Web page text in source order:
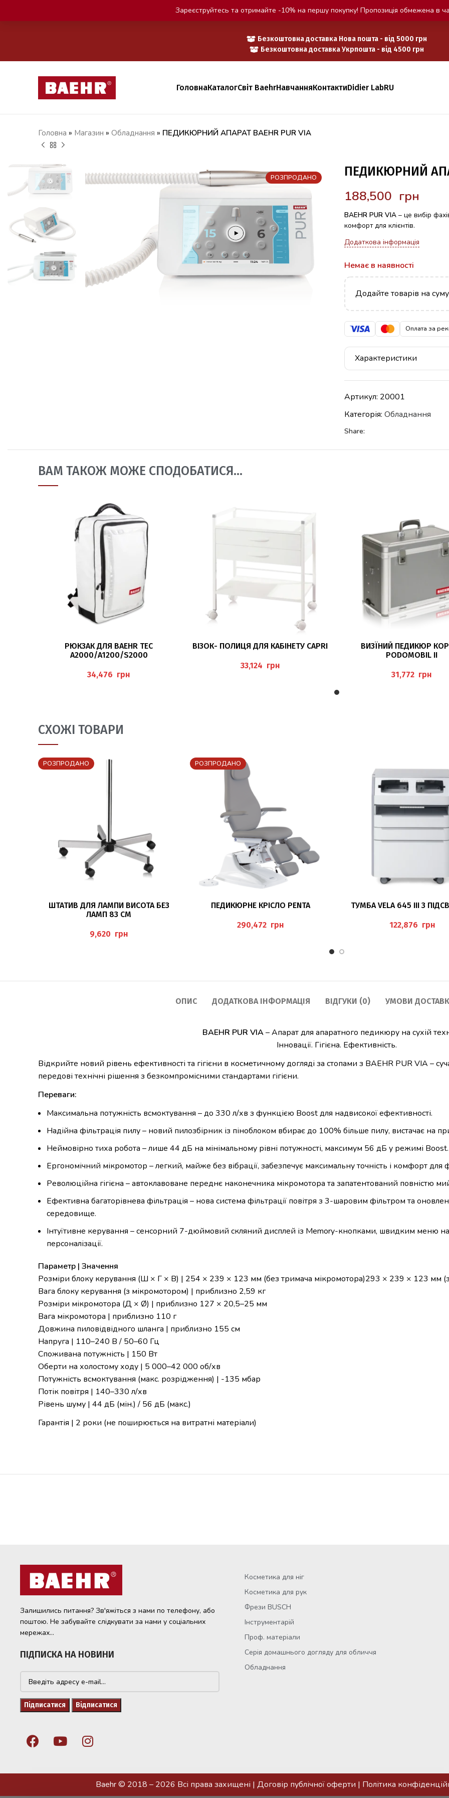
Безкоштовна доставка Нова пошта - від 5000 грн
Безкоштовна доставка Укрпошта - від 4500 грн
ГоловнаКаталогСвіт BaehrНавчанняКонтактиDidier LabRU
Головна » Магазин » Обладнання » ПЕДИКЮРНИЙ АПАРАТ BAEHR PUR VIA
РОЗПРОДАНО ПЕДИКЮРНИЙ
грн
BAEHR PUR VIA – це вибір
комфорт для клієнтів.
Додаткова інформація
Немає в наявності
Додайте товарів на суму
Оплата за
Характеристики
Артикул: 20001
Категорія: Обладнання
Share:
ВАМ ТАКОЖ МОЖЕ СПОДОБАТИСЯ…
ДОДАТИ В КОШИК
РЮКЗАК ДЛЯ BAEHR TEC
A2000/A1200/S2000
грн
ДОДАТИ В КОШИК
ВІЗОК- ПОЛИЦЯ ДЛЯ КАБІНЕТУ CAPRI
грн
ДОДАТИ В КОШИК
ВИЗЇНИЙ ПЕДИКЮР
PODOMOBIL II
грн
СХОЖІ ТОВАРИ
РОЗПРОДАНО
ЧИТАТИ ДАЛІ
ШТАТИВ ДЛЯ ЛАМПИ ВИСОТА БЕЗ
ЛАМП 83 СМ
грн
РОЗПРОДАНО
ЧИТАТИ ДАЛІ
ПЕДИКЮРНЕ КРІСЛО PENTA
грн
ДОДАТИ В КОШИК
ТУМБА VELA 645 III З
грн
ОПИС ДОДАТКОВА ІНФОРМАЦІЯ ВІДГУКИ (0) УМОВИ
BAEHR PUR VIA– Апарат для апаратного педикюру на сухій
Інновації. Гігієна. Ефективність.
Відкрийте новий рівень ефективності та гігієни в косметичному догляді за стопами з BAEHR PUR VIA –
передові технічні рішення з безкомпромісними стандартами гігієни.
Переваги:
Максимальна потужність всмоктування – до 330 л/хв з функцією Boost для надвисокої ефективності.
Надійна фільтрація пилу – новий пилозбірник із піноблоком вбирає до 100% більше пилу, вистачає на
Неймовірно тиха робота – лише 44 дБ на мінімальному рівні потужності, максимум 56 дБ у режимі Boost.
Ергономічний мікромотор – легкий, майже без вібрації, забезпечує максимальну точність і комфорт для
Революційна гігієна – автоклавоване переднє наконечника мікромотора та запатентований повністю
Ефективна багаторівнева фільтрація – нова система фільтрації повітря з 3-шаровим фільтром та
середовище.
Інтуїтивне керування – сенсорний 7-дюймовий скляний дисплей із Memory-кнопками, швидким меню
персоналізації.
Параметр | Значення
Розміри блоку керування (Ш × Г × В) | 254 × 239 × 123 мм (без тримача мікромотора)293 × 239 × 123 мм
Вага блоку керування (з мікромотором) | приблизно 2,59 кг
Розміри мікромотора (Д × Ø) | приблизно 127 × 20,5–25 мм
Вага мікромотора | приблизно 110 г
Довжина пиловідвідного шланга | приблизно 155 см
Напруга | 110–240 В / 50–60 Гц
Споживана потужність | 150 Вт
Оберти на холостому ходу | 5 000–42 000 об/хв
Потужність всмоктування (макс. розрідження) | -135 мбар
Потік повітря | 140–330 л/хв
Рівень шуму | 44 дБ (мін.) / 56 дБ (макс.)
Гарантія | 2 роки (не поширюється на витратні матеріали)
Залишились питання? Зв'яжіться з нами по телефону, або
поштою. Не забувайте слідкувати за нами у соціальних
мережах...
ПІДПИСКА НА НОВИНИ
Косметика для ніг
Косметика для рук
Фрези BUSCH
Інструментарій
Проф. матеріали
Серія домашнього догляду для обличчя
Обладнання
Baehr © 2018 – 2026 Всі права захищені | Договір публічної оферти | Політика
Зареєструйтесь та отримайте -10% на першу покупку! Пропозиція обмежена в